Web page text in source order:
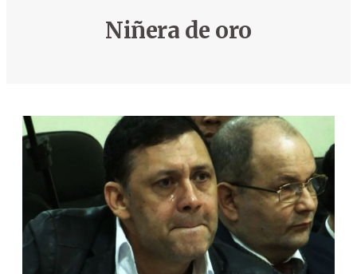
Niñera de oro